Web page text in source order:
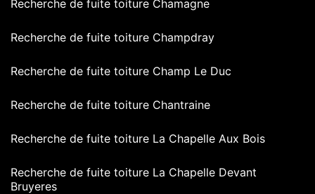
Recherche de fuite toiture Chamagne
Recherche de fuite toiture Champdray
Recherche de fuite toiture Champ Le Duc
Recherche de fuite toiture Chantraine
Recherche de fuite toiture La Chapelle Aux Bois
Recherche de fuite toiture La Chapelle Devant
Bruyeres